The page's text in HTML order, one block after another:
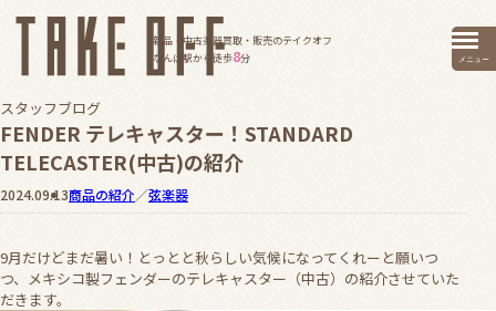
新品・中古楽器買取・販売のテイクオフ
なんば駅から徒歩8分 メニュー
スタッフブログ
FENDER テレキャスター！STANDARD
TELECASTER(中古)の紹介
2024.09.13商品の紹介／弦楽器
9月だけどまだ暑い！とっとと秋らしい気候になってくれーと願いつ
つ、メキシコ製フェンダーのテレキャスター（中古）の紹介させていた
だきます。